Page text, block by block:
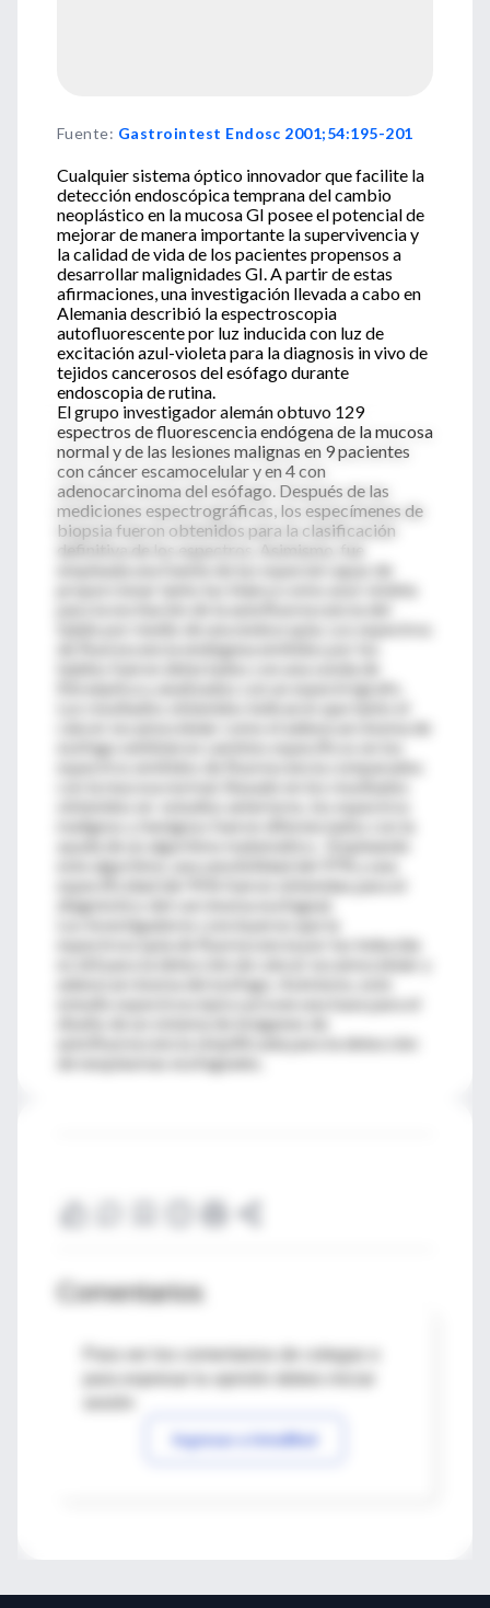
Fuente: Gastrointest Endosc 2001;54:195-201
Cualquier sistema óptico innovador que facilite la
detección endoscópica temprana del cambio
neoplástico en la mucosa GI posee el potencial de
mejorar de manera importante la supervivencia y
la calidad de vida de los pacientes propensos a
desarrollar malignidades GI. A partir de estas
afirmaciones, una investigación llevada a cabo en
Alemania describió la espectroscopia
autofluorescente por luz inducida con luz de
excitación azul-violeta para la diagnosis in vivo de
tejidos cancerosos del esófago durante
endoscopia de rutina.
El grupo investigador alemán obtuvo 129
espectros de fluorescencia endógena de la mucosa
normal y de las lesiones malignas en 9 pacientes
con cáncer escamocelular y en 4 con
adenocarcinoma del esófago. Después de las
mediciones espectrográficas, los especímenes de
biopsia fueron obtenidos para la clasificación
empleada una fuente de luz especial capaz de
proporcionar tanto luz blanca como azul-violeta
tejido por medio de una endoscopia. Los espectros
fibraóptica y analizados con un espectrógrafo.
cáncer escamocelular como el adenocarcinoma de
esófago exhibieron cambios específicos en los
espectros emitidos de fluorescencia comparados
este algoritmo, una sensibilidad del 97% y una
Los investigadores concluyeron que la
espectroscopia de fluorescencia por luz inducida
adenocarcinoma del esófago. Asimismo, este
estudio espectroscópico provee una base para el
diseño de un sistema de imágenes de
autofluorescencia simplificada para la detección
Comentarios
Para ver los comentarios de colegas o
Ingresar a IntraMed